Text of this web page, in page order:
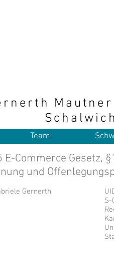
Schalwich
Team
Commerce Gesetz,
und
Gernerth
S-